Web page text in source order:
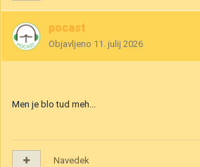
pocast
Objavljeno 11. julij 2026
Men je blo tud meh...
Navedek